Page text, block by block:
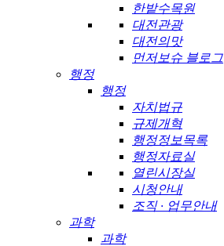
한밭수목원
대전관광
대전의맛
먼저보슈 블로그
행정
행정
자치법규
규제개혁
행정정보목록
행정자료실
열린시장실
시청안내
조직 · 업무안내
과학
과학